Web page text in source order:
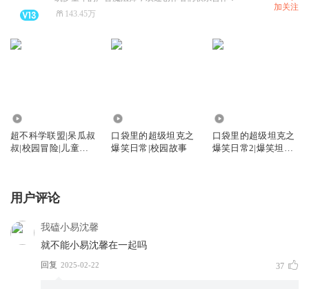
143.45万
加关注
超不科学联盟|呆瓜叔
叔|校园冒险|儿童故
口袋里的超级坦克之
爆笑日常|校园故事
口袋里的超级坦克之
爆笑日常2|爆笑坦克
用户评论
我磕小易沈馨
就不能小易沈馨在一起吗
回复 2025-02-22 37